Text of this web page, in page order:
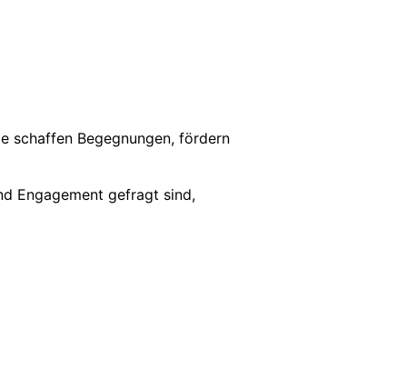
schaffen Begegnungen, fördern
Engagement gefragt sind,